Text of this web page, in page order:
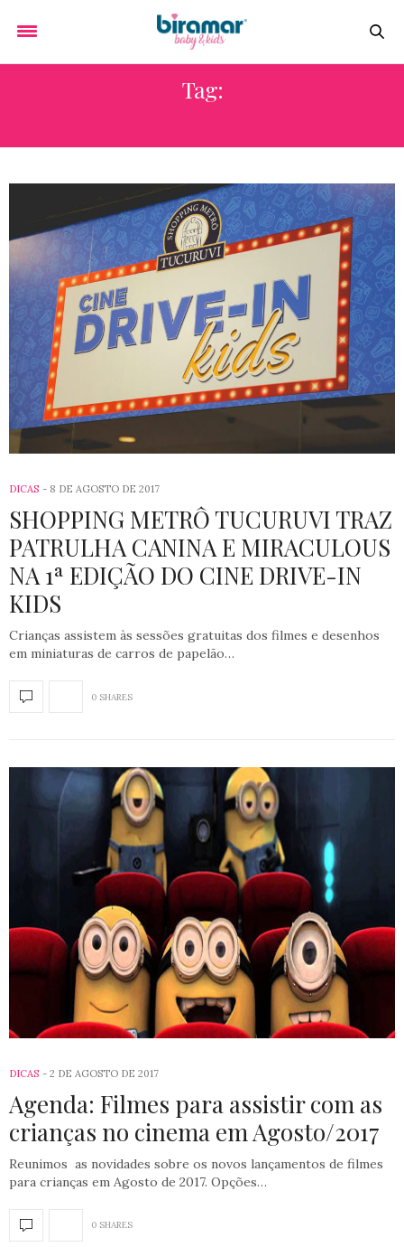
Tag:
DICAS 8 DE AGOSTO DE 2017
SHOPPING METRÔ TUCURUVI TRAZ
PATRULHA CANINA E MIRACULOUS
NA 1ª EDIÇÃO DO CINE DRIVE-IN
KIDS
Crianças assistem às sessões gratuitas dos filmes e desenhos
em miniaturas de carros de papelão…
0 SHARES
DICAS 2 DE AGOSTO DE 2017
Agenda: Filmes para assistir com as
crianças no cinema em Agosto/2017
Reunimos as novidades sobre os novos lançamentos de filmes
para crianças em Agosto de 2017. Opções…
0 SHARES